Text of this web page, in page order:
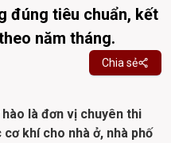
đúng tiêu chuẩn, kết
năm tháng.
Chia sẻ
là đơn vị chuyên thi
khí cho nhà ở, nhà phố